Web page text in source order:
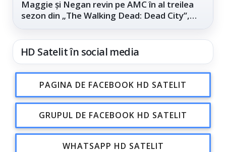
Maggie și Negan revin pe AMC în al treilea
sezon din „The Walking Dead: Dead City”,
HD Satelit în social media
PAGINA DE FACEBOOK HD SATELIT
GRUPUL DE FACEBOOK HD SATELIT
WHATSAPP HD SATELIT